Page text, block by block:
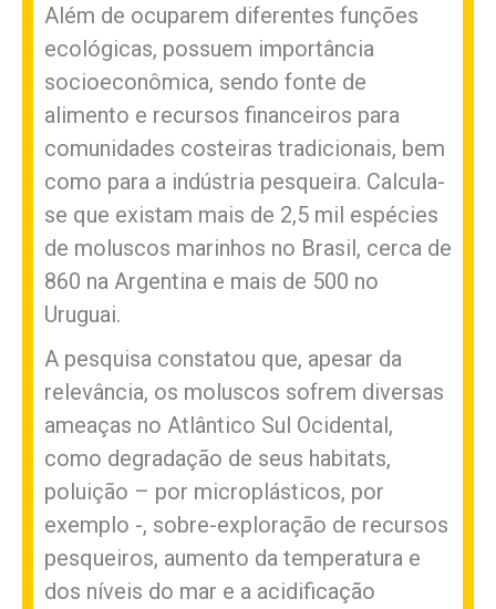
Além de ocuparem diferentes funções
ecológicas, possuem importância
socioeconômica, sendo fonte de
alimento e recursos financeiros para
comunidades costeiras tradicionais, bem
como para a indústria pesqueira. Calcula-
se que existam mais de 2,5 mil espécies
de moluscos marinhos no Brasil, cerca de
860 na Argentina e mais de 500 no
Uruguai.
A pesquisa constatou que, apesar da
relevância, os moluscos sofrem diversas
ameaças no Atlântico Sul Ocidental,
como degradação de seus habitats,
poluição – por microplásticos, por
exemplo -, sobre-exploração de recursos
pesqueiros, aumento da temperatura e
dos níveis do mar e a acidificação